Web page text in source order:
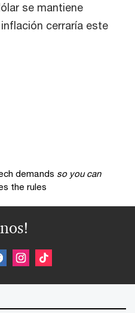
se mantiene
cerraría este
demands so you can
the rules